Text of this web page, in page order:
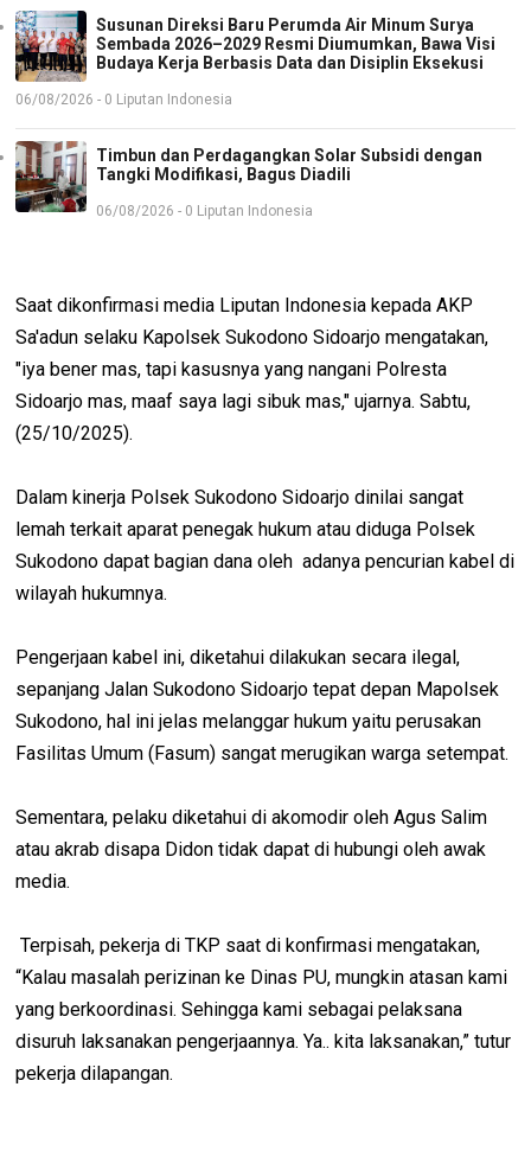
Susunan Direksi Baru Perumda Air Minum Surya
Sembada 2026–2029 Resmi Diumumkan, Bawa Visi
Budaya Kerja Berbasis Data dan Disiplin Eksekusi
06/08/2026 - 0 Liputan Indonesia
Timbun dan Perdagangkan Solar Subsidi dengan
Tangki Modifikasi, Bagus Diadili
06/08/2026 - 0 Liputan Indonesia
Saat dikonfirmasi media Liputan Indonesia kepada AKP
Sa'adun selaku Kapolsek Sukodono Sidoarjo mengatakan,
"iya bener mas, tapi kasusnya yang nangani Polresta
Sidoarjo mas, maaf saya lagi sibuk mas," ujarnya. Sabtu,
(25/10/2025).
Dalam kinerja Polsek Sukodono Sidoarjo dinilai sangat
lemah terkait aparat penegak hukum atau diduga Polsek
Sukodono dapat bagian dana oleh adanya pencurian kabel di
wilayah hukumnya.
Pengerjaan kabel ini, diketahui dilakukan secara ilegal,
sepanjang Jalan Sukodono Sidoarjo tepat depan Mapolsek
Sukodono, hal ini jelas melanggar hukum yaitu perusakan
Fasilitas Umum (Fasum) sangat merugikan warga setempat.
Sementara, pelaku diketahui di akomodir oleh Agus Salim
atau akrab disapa Didon tidak dapat di hubungi oleh awak
media.
Terpisah, pekerja di TKP saat di konfirmasi mengatakan,
“Kalau masalah perizinan ke Dinas PU, mungkin atasan kami
yang berkoordinasi. Sehingga kami sebagai pelaksana
disuruh laksanakan pengerjaannya. Ya.. kita laksanakan,” tutur
pekerja dilapangan.